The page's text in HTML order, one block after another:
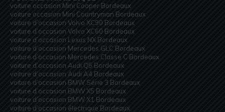
voiture occasion Mini Cooper Bordeaux
voiture occasion Mini Countryman Bordeaux
voiture d’occasion Volvo XC90 Bordeaux
voiture d’occasion Volvo XC60 Bordeaux
voiture d’occasion Lexus NX Bordeaux
voiture d’occasion Mercedes GLC Bordeaux
voiture d’occasion Mercedes Classe C Bordeaux
voiture d’occasion Audi Q5 Bordeaux
voiture d’occasion Audi A4 Bordeaux
voiture d’occasion BMW Série 3 Bordeaux
voiture d’occasion BMW X5 Bordeaux
voiture d’occasion BMW X1 Bordeaux
voiture d’occasion électrique Bordeaux